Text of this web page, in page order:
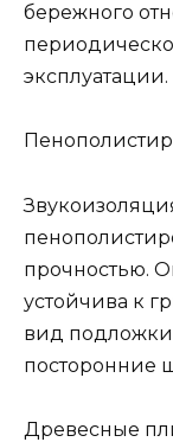
бережного
эксплуатации.
прочностью.
устойчива к
вид подложки
посторонние
Древесные